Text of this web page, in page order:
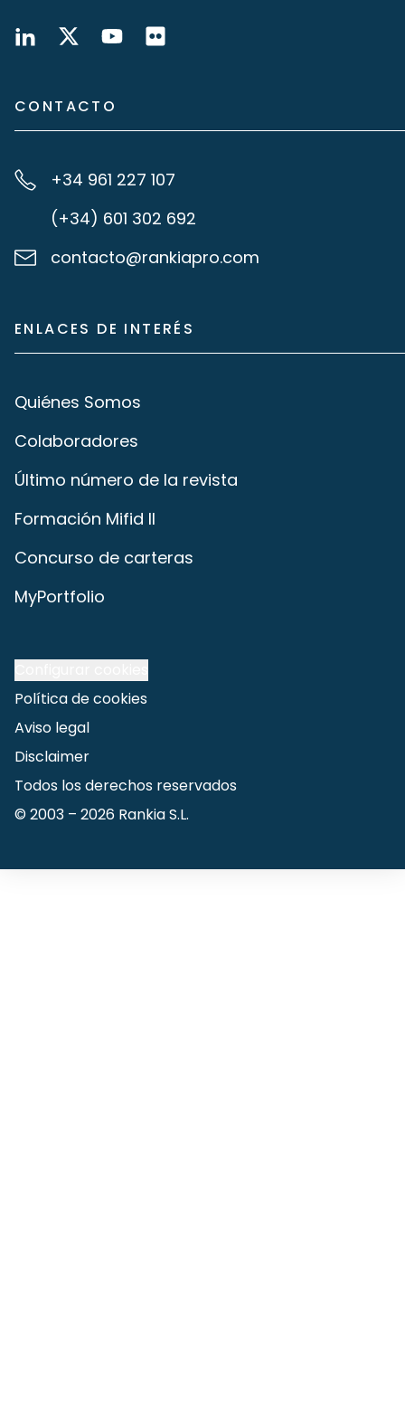
CONTACTO
+34 961 227 107
(+34) 601 302 692
contacto@rankiapro.com
ENLACES DE INTERÉS
Quiénes Somos
Colaboradores
Último número de la revista
Formación Mifid II
Concurso de carteras
MyPortfolio
Política de cookies
Aviso legal
Disclaimer
Todos los derechos reservados
© 2003 – 2026 Rankia S.L.